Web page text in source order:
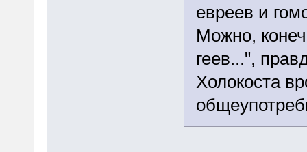
евреев и
Можно,
геев...",
Холокоста